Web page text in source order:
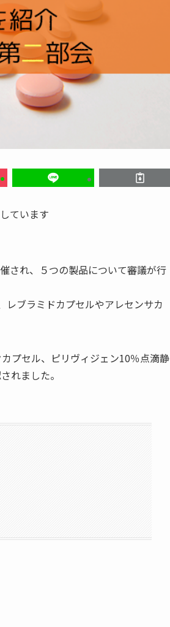
ています
され、５つの製品について審議が行
ブラミドカプセルやアレセンサカ
プセル、ピリヴィジェン10％点滴静
れました。